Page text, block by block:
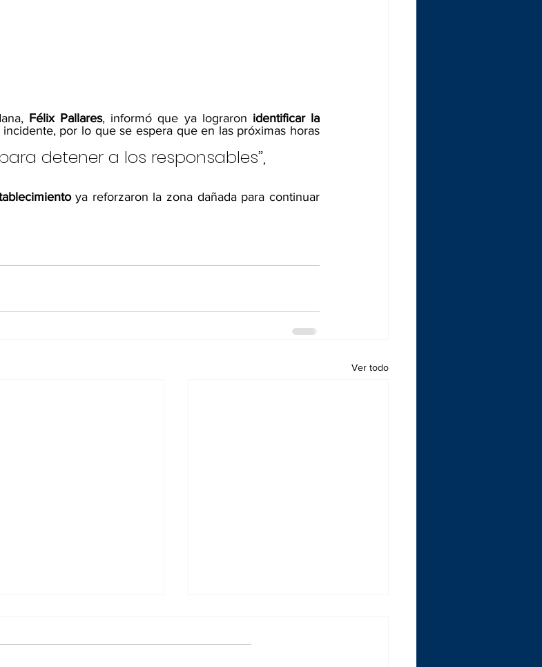
Félix Pallares, informó que ya lograron identificar la
por lo que se espera que en las próximas horas
detener a los responsables”,
ya reforzaron la zona dañada para continuar
Ver todo